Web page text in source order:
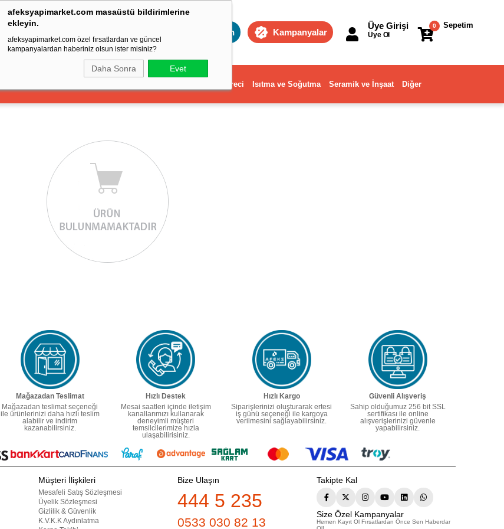
afeksyapimarket.com masaüstü bildirimlerine
ekleyin.
afeksyapimarket.com özel fırsatlardan ve güncel
kampanyalardan haberiniz olsun ister misiniz?
Daha Sonra Evet
Toptan Kampanyalar
Sepetim
0
Üye Girişi
Üye Ol
Dekorasyon ve Ev Gereci Isıtma ve Soğutma Seramik ve İnşaat Diğer
Mağazadan Teslimat
Mağazadan teslimat seçeneği
ile ürünlerinizi daha hızlı teslim
alabilir ve indirim
kazanabilirsiniz.
Hızlı Destek
Mesai saatleri içinde iletişim
kanallarımızı kullanarak
deneyimli müşteri
temsilcilerimize hızla
ulaşabilirisiniz.
Hızlı Kargo
Siparişlerinizi oluşturarak ertesi
iş günü seçeneği ile kargoya
verilmesini sağlayabilirsiniz.
Güvenli Alışveriş
Sahip olduğumuz 256 bit SSL
sertifikası ile online
alışverişlerinizi güvenle
yapabilirsiniz.
Müşteri İlişkileri
Mesafeli Satış Sözleşmesi
Üyelik Sözleşmesi
Gizlilik & Güvenlik
K.V.K.K Aydınlatma
Bize Ulaşın
444 5 235
0533 030 82 13
Takipte Kal
Size Özel Kampanyalar
Hemen Kayıt Ol Fırsatlardan Önce Sen Haberdar